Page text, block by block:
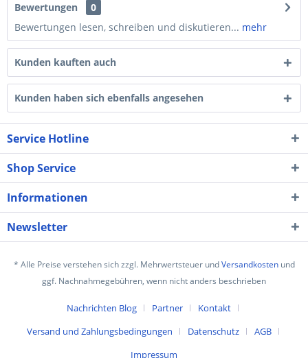
Bewertungen
0
Bewertungen lesen, schreiben und diskutieren... mehr
Kunden kauften auch
Kunden haben sich ebenfalls angesehen
Service Hotline
Shop Service
Informationen
Newsletter
* Alle Preise verstehen sich zzgl. Mehrwertsteuer undVersandkostenund
ggf. Nachnahmegebühren, wenn nicht anders beschrieben
Nachrichten Blog Partner
Kontakt
Versand und Zahlungsbedingungen
Datenschutz
AGB
Impressum